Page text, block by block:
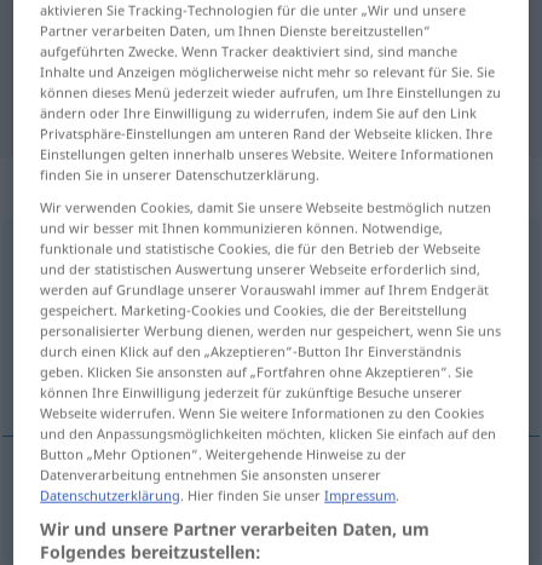
Übersetzung für "extravagant"
"extravagant" Portugiesisch
Übersetzung
„extravagant“
extravagant [ˈɛkstravaˈgant]
Übersicht aller Übersetzungen
(Für mehr Details die Übersetzung anklicken/antippen)
extravagante
extravagante extravagant
aktivieren Sie Tracking-Technologien für die unter „Wir und unsere
Partner verarbeiten Daten, um Ihnen Dienste bereitzustellen“
aufgeführten Zwecke. Wenn Tracker deaktiviert sind, sind manche
Inhalte und Anzeigen möglicherweise nicht mehr so relevant für Sie. Sie
können dieses Menü jederzeit wieder aufrufen, um Ihre Einstellungen zu
ändern oder Ihre Einwilligung zu widerrufen, indem Sie auf den Link
Privatsphäre-Einstellungen am unteren Rand der Webseite klicken. Ihre
Einstellungen gelten innerhalb unseres Website. Weitere Informationen
finden Sie in unserer Datenschutzerklärung.
Wir verwenden Cookies, damit Sie unsere Webseite bestmöglich nutzen
und wir besser mit Ihnen kommunizieren können. Notwendige,
funktionale und statistische Cookies, die für den Betrieb der Webseite
und der statistischen Auswertung unserer Webseite erforderlich sind,
werden auf Grundlage unserer Vorauswahl immer auf Ihrem Endgerät
gespeichert. Marketing-Cookies und Cookies, die der Bereitstellung
personalisierter Werbung dienen, werden nur gespeichert, wenn Sie uns
durch einen Klick auf den „Akzeptieren“-Button Ihr Einverständnis
geben. Klicken Sie ansonsten auf „Fortfahren ohne Akzeptieren“. Sie
können Ihre Einwilligung jederzeit für zukünftige Besuche unserer
Webseite widerrufen. Wenn Sie weitere Informationen zu den Cookies
und den Anpassungsmöglichkeiten möchten, klicken Sie einfach auf den
Button „Mehr Optionen“. Weitergehende Hinweise zu der
Datenverarbeitung entnehmen Sie ansonsten unserer
Datenschutzerklärung. Hier finden Sie unserImpressum.
Wir und unsere Partner verarbeiten Daten, um
Folgendes bereitzustellen: